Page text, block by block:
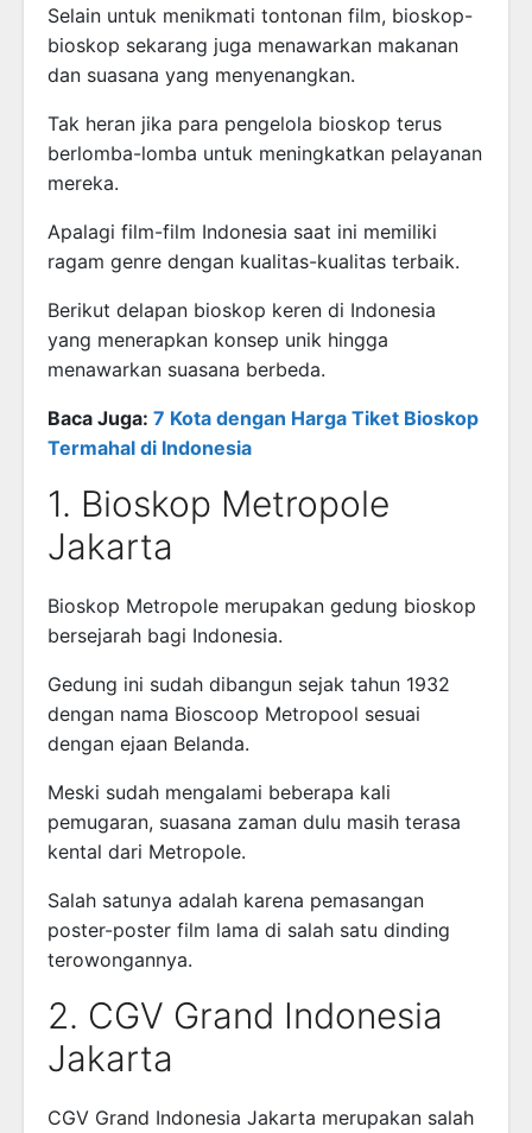
Selain untuk menikmati tontonan film, bioskop-
bioskop sekarang juga menawarkan makanan
dan suasana yang menyenangkan.
Tak heran jika para pengelola bioskop terus
berlomba-lomba untuk meningkatkan pelayanan
mereka.
Apalagi film-film Indonesia saat ini memiliki
ragam genre dengan kualitas-kualitas terbaik.
Berikut delapan bioskop keren di Indonesia
yang menerapkan konsep unik hingga
menawarkan suasana berbeda.
Baca Juga: 7 Kota dengan Harga Tiket Bioskop
Termahal di Indonesia
1. Bioskop Metropole
Jakarta
Bioskop Metropole merupakan gedung bioskop
bersejarah bagi Indonesia.
Gedung ini sudah dibangun sejak tahun 1932
dengan nama Bioscoop Metropool sesuai
dengan ejaan Belanda.
Meski sudah mengalami beberapa kali
pemugaran, suasana zaman dulu masih terasa
kental dari Metropole.
Salah satunya adalah karena pemasangan
poster-poster film lama di salah satu dinding
terowongannya.
2. CGV Grand Indonesia
Jakarta
CGV Grand Indonesia Jakarta merupakan salah